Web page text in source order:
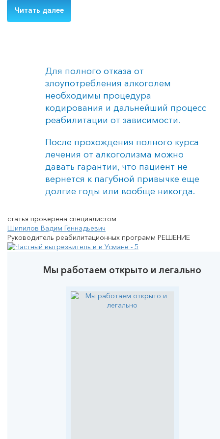
Читать далее
Для полного отказа от
злоупотребления алкоголем
необходимы процедура
кодирования и дальнейший процесс
реабилитации от зависимости.
После прохождения полного курса
лечения от алкоголизма можно
давать гарантии, что пациент не
вернется к пагубной привычке еще
долгие годы или вообще никогда.
статья проверена специалистом
Шипилов Вадим Геннадьевич
Руководитель реабилитационных программ РЕШЕНИЕ
Мы работаем открыто и легально